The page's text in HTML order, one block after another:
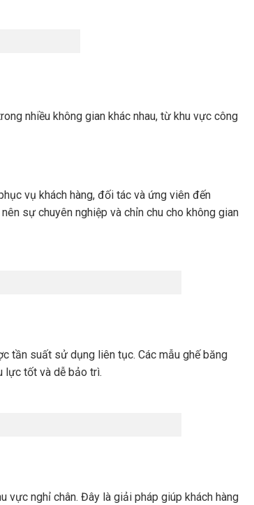
nhiều không gian khác nhau, từ khu vực công
vụ khách hàng, đối tác và ứng viên đến
sự chuyên nghiệp và chỉn chu cho không gian
tần suất sử dụng liên tục. Các mẫu ghế băng
lực tốt và dễ bảo trì.
vực nghỉ chân. Đây là giải pháp giúp khách hàng